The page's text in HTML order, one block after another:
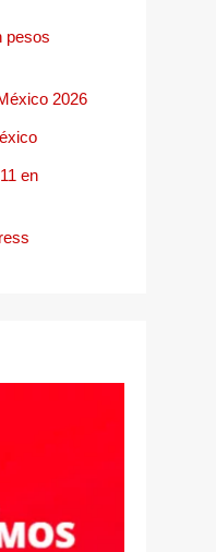
pesos
2026
en